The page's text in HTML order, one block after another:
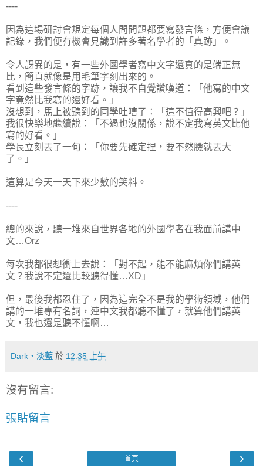
----
因為這場研討會規定每個人問問題都要寫發言條，方便會議
記錄，我們便有機會見識到許多著名學者的「真跡」。
令人訝異的是，有一些外國學者寫中文字還真的是端正無
比，簡直就像是用毛筆字刻出來的。
看到這些發言條的字跡，讓我不自覺讚嘆道：「他寫的中文
字竟然比我寫的還好看。」
沒想到，馬上被聽到的同學吐嘈了：「這不值得高興吧？」
我很快樂地繼續說：「不過也沒關係，說不定我寫英文比他
寫的好看。」
學長立刻丟了一句：「你要先確定捏，要不然臉就丟大
了。」
這算是今天一天下來少數的笑料。
----
總的來說，聽一堆來自世界各地的外國學者在我面前講中
文…Orz
每次我都很想衝上去說：「對不起，能不能麻煩你們講英
文？我說不定還比較聽得懂…XD」
但，最後我都忍住了，因為這完全不是我的學術領域，他們
講的一堆專有名詞，連中文我都聽不懂了，就算他們講英
文，我也還是聽不懂啊…
Dark‧淡藍 於 12:35 上午
沒有留言:
張貼留言
‹ ›
首頁